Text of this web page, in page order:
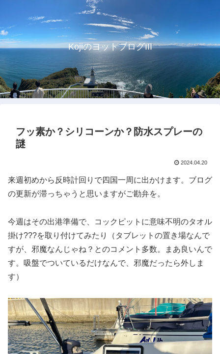
KojiのヨットブログIII
フッ素か？シリコーンか？防水スプレーの
謎
2024.04.20
来週初めから反時計回りで四国一周に出かけます。ブログ
の更新が滞っちゃうと思いますがご勘弁を。
今週はその出港準備で、コックピットに意味不明のタオル
掛け???を取り付けてみたり（タブレットの置き場なんで
すが、邪魔なんじゃね？とのコメント多数。まあ良いんで
す。吸盤でついているだけなんで、邪魔だったら外しま
す）